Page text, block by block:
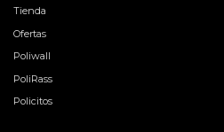
Tienda
Ofertas
Poliwall
PoliRass
Policitos